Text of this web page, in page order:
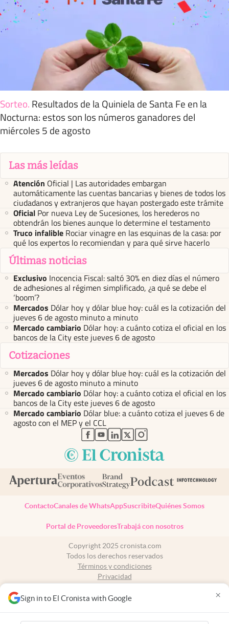
Sign in to El Cronista with Google ×
Sorteo. Resultados de la Quiniela de Santa Fe en la
Nocturna: estos son los números ganadores del
miércoles 5 de agosto
Las más leídas
Atención Oficial | Las autoridades embargan
automáticamente las cuentas bancarias y bienes de todos los
ciudadanos y extranjeros que hayan postergado este trámite
Oficial Por nueva Ley de Sucesiones, los herederos no
obtendrán los bienes aunque lo determine el testamento
Truco infalible Rociar vinagre en las esquinas de la casa: por
qué los expertos lo recomiendan y para qué sirve hacerlo
Últimas noticias
Exclusivo Inocencia Fiscal: saltó 30% en diez días el número
de adhesiones al régimen simplificado, ¿a qué se debe el
‘boom’?
Mercados Dólar hoy y dólar blue hoy: cuál es la cotización del
jueves 6 de agosto minuto a minuto
Mercado cambiario Dólar hoy: a cuánto cotiza el oficial en los
bancos de la City este jueves 6 de agosto
Cotizaciones
Mercados Dólar hoy y dólar blue hoy: cuál es la cotización del
jueves 6 de agosto minuto a minuto
Mercado cambiario Dólar hoy: a cuánto cotiza el oficial en los
bancos de la City este jueves 6 de agosto
Mercado cambiario Dólar blue: a cuánto cotiza el jueves 6 de
agosto con el MEP y el CCL
abre en nueva pestaña
abre en nueva pestaña
abre en nueva pestaña
abre en nueva pestaña
abre en nueva pestaña
ContactoCanales de WhatsAppSuscribiteQuiénes Somos
Portal de ProveedoresTrabajá con nosotros
Copyright 2025 cronista.com
Todos los derechos reservados
Términos y condiciones
Privacidad
Tel: +54 11 7078-3270